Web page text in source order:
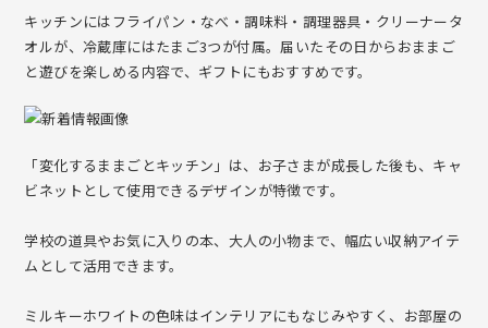
キッチンにはフライパン・なべ・調味料・調理器具・クリーナータ
オルが、冷蔵庫にはたまご3つが付属。届いたその日からおままご
と遊びを楽しめる内容で、ギフトにもおすすめです。
「変化するままごとキッチン」は、お子さまが成長した後も、キャ
ビネットとして使用できるデザインが特徴です。
学校の道具やお気に入りの本、大人の小物まで、幅広い収納アイテ
ムとして活用できます。
ミルキーホワイトの色味はインテリアにもなじみやすく、お部屋の